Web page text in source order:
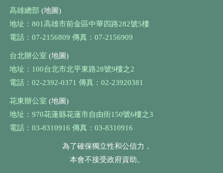
高雄總部 (地圖)
地址：801高雄市前金區中華四路282號5樓
電話：07-2156809 傳真：07-2156909
台北辦公室 (地圖)
地址：100台北市北平東路28號9樓之2
電話：02-2392-0371 傳真：02-23920381
花東辦公室 (地圖)
地址：970花蓮縣花蓮市自由街150號6樓之3
電話：03-8310916 傳真：03-8310916
為了確保獨立性和公信力，
本會不接受政府資助。